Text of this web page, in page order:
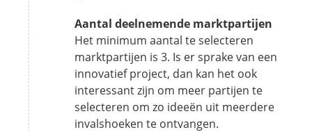
Aantal deelnemende marktpartijen
Het minimum aantal te selecteren
marktpartijen is 3. Is er sprake van een
innovatief project, dan kan het ook
interessant zijn om meer partijen te
selecteren om zo ideeën uit meerdere
invalshoeken te ontvangen.